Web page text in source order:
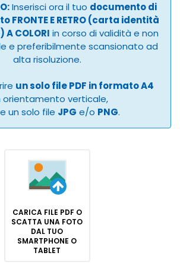
Inserisci ora il tuo documento di
FRONTE E RETRO (carta identità
COLORI in corso di validità e non
e preferibilmente scansionato ad
alta risoluzione.
un solo file PDF in formato A4
orientamento verticale,
un solo file JPG e/o PNG.
CARICA FILE PDF O
SCATTA UNA FOTO
DAL TUO
SMARTPHONE O
TABLET